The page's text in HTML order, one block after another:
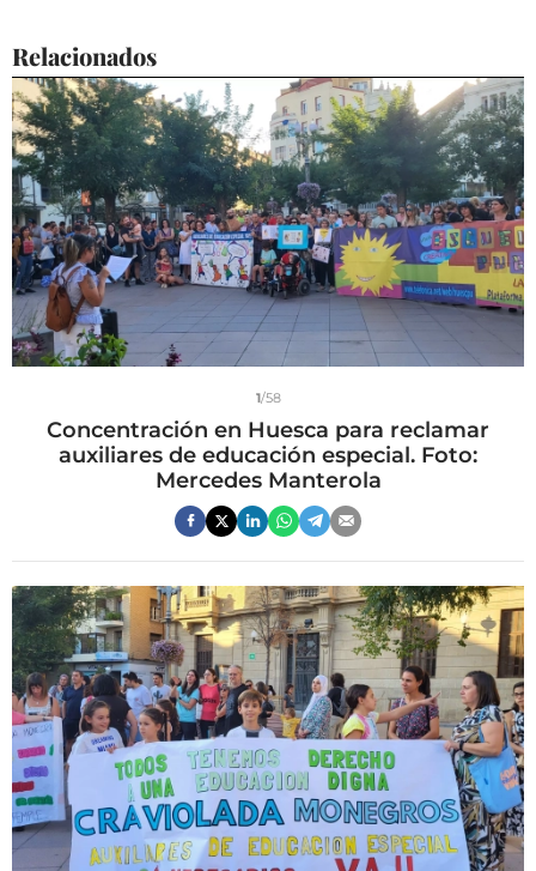
Relacionados
1/58
Concentración en Huesca para reclamar
auxiliares de educación especial. Foto:
Mercedes Manterola